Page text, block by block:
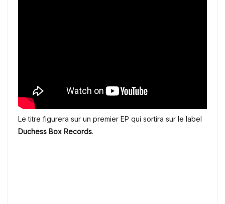
Le titre figurera sur un premier EP qui sortira sur le label
Duchess Box Records.